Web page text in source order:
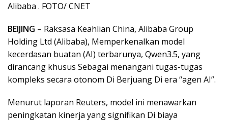
Alibaba . FOTO/ CNET
BEIJING – Raksasa Keahlian China, Alibaba Group
Holding Ltd (Alibaba), Memperkenalkan model
kecerdasan buatan (AI) terbarunya, Qwen3.5, yang
dirancang khusus Sebagai menangani tugas-tugas
kompleks secara otonom Di Berjuang Di era “agen AI”.
Menurut laporan Reuters, model ini menawarkan
peningkatan kinerja yang signifikan Di biaya